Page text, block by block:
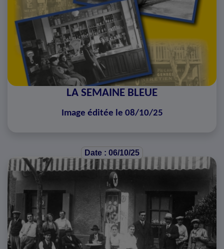
LA SEMAINE BLEUE
Image éditée le 08/10/25
Date : 06/10/25